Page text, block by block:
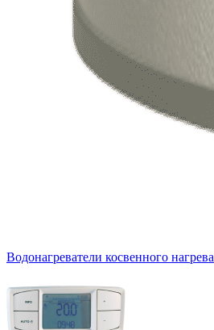
Водонагреватели косвенного нагрева